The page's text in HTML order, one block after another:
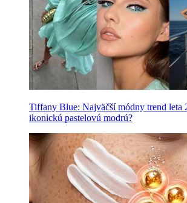
Tiffany Blue: Najväčší módny trend leta
ikonickú pastelovú modrú?